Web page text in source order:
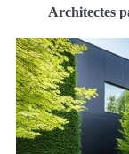
Architectes